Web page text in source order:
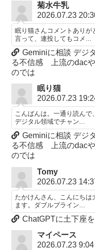
菊水牛乳
2026.07.23
眠り猫さんコメントありが
言って、連投してもコメ...
Geminiに相談 デジ
る不信感 上流のdac
のでは
眠り猫
2026.07.23
こんばんは。一通り読ん
デジタル領域でチャン...
Geminiに相談 デジ
る不信感 上流のdac
のでは
Tomy
2026.07.23
たかけんさん、こんにち
ます。ダブルブライン...
ChatGPTに土下座
マイペース
2026.07.23 9:04